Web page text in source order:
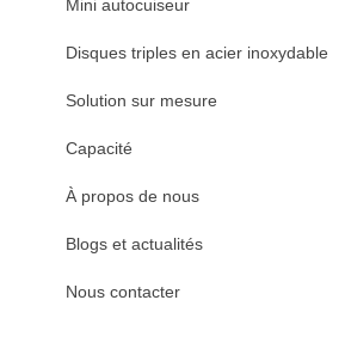
Mini autocuiseur
Disques triples en acier inoxydable
Solution sur mesure
Capacité
À propos de nous
Blogs et actualités
Nous contacter